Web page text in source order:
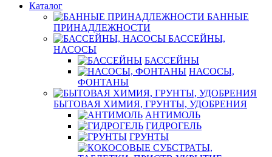
Каталог
БАННЫЕ
ПРИНАДЛЕЖНОСТИ
БАССЕЙНЫ,
НАСОСЫ
БАССЕЙНЫ
НАСОСЫ,
ФОНТАНЫ
БЫТОВАЯ ХИМИЯ, ГРУНТЫ, УДОБРЕНИЯ
АНТИМОЛЬ
ГИДРОГЕЛЬ
ГРУНТЫ